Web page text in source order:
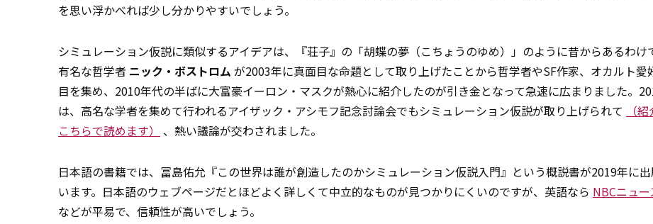
を思い浮かべれば少し分かりやすいでしょう。
シミュレーション仮説に類似するアイデアは、『荘子』の「胡蝶の夢（こちょうのゆめ）」のように昔からあるわけ
有名な哲学者 ニック・ボストロム が2003年に真面目な命題として取り上げたことから哲学者やSF作家、オカルト愛
目を集め、2010年代の半ばに大富豪イーロン・マスクが熱心に紹介したのが引き金となって急速に広まりました。
は、高名な学者を集めて行われるアイザック・アシモフ記念討論会でもシミュレーション仮説が取り上げられて
（
こちらで読めます）
、熱い議論が交わされました。
日本語の書籍では、冨島佑允『この世界は誰が創造したのか――シミュレーション仮説入門』という概説書が2019年に
います。日本語のウェブページだとほどよく詳しくて中立的なものが見つかりにくいのですが、英語なら NBCニュ
などが平易で、信頼性が高いでしょう。